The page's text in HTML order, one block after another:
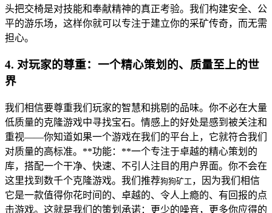
头把交椅是对技能和奉献精神的真正考验。我们构建安全、公
平的游乐场，这样你就可以专注于建立你的采矿传奇，而无需
担心。
4. 对玩家的尊重：一个精心策划的、质量至上的世
界
我们相信要尊重我们玩家的智慧和挑剔的品味。你不必在大量
低质量的克隆游戏中寻找宝石。情感上的好处是感到被关注和
重视——你知道如果一个游戏在我们的平台上，它就符合我们
对质量的高标准。**功能：**一个专注于卓越的精心策划的
库，搭配一个干净、快速、不引人注目的用户界面。你不会在
这里找到数千个克隆游戏。我们推荐狗狗矿工 ，因为我们相信
它是一款值得你花时间的、卓越的、令人上瘾的、有回报的点
击游戏。这就是我们的策划承诺：更少的噪音，更多你应得的